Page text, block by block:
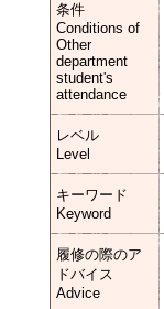
条件
Conditions of
Other
department
student's
attendance
レベル
Level
キーワード
Keyword
履修の際のア
ドバイス
Advice